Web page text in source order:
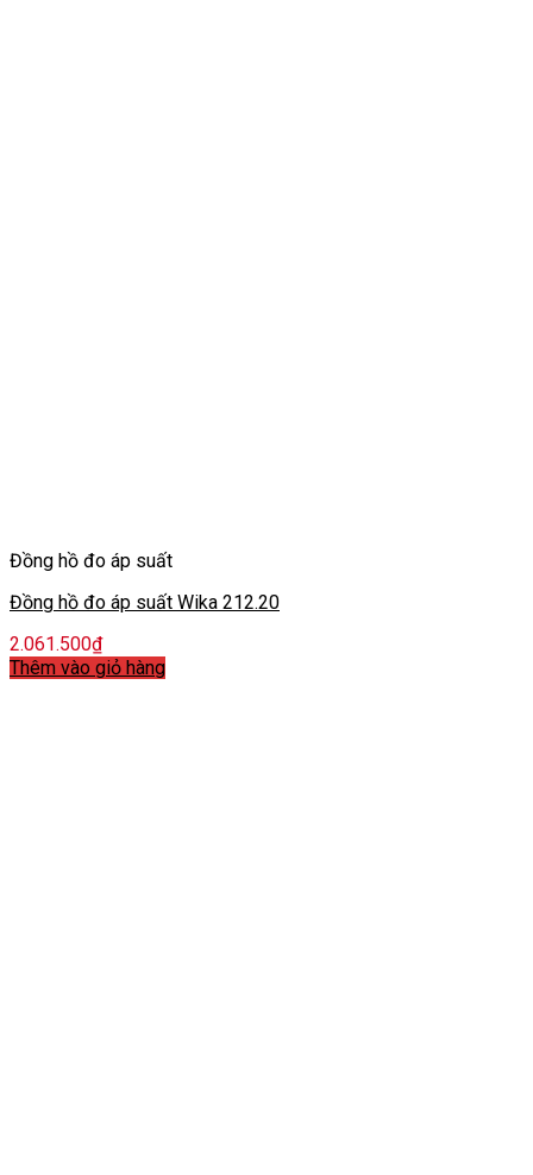
Đồng hồ đo áp suất
Đồng hồ đo áp suất Wika 212.20
2.061.500₫
Thêm vào giỏ hàng